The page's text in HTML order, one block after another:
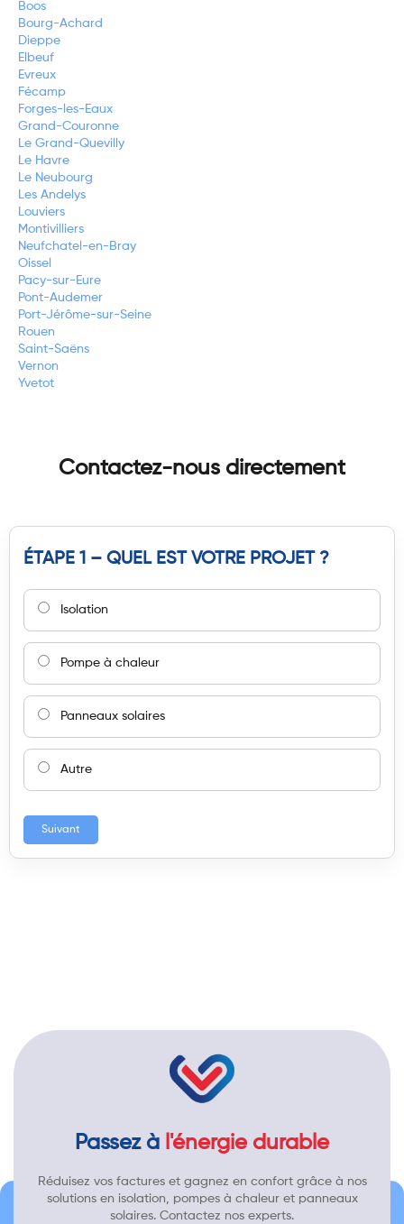
Boos
Bourg-Achard
Dieppe
Elbeuf
Evreux
Fécamp
Forges-les-Eaux
Grand-Couronne
Le Grand-Quevilly
Le Havre
Le Neubourg
Les Andelys
Louviers
Montivilliers
Neufchatel-en-Bray
Oissel
Pacy-sur-Eure
Pont-Audemer
Port-Jérôme-sur-Seine
Rouen
Saint-Saëns
Vernon
Yvetot
Contactez-nous directement
ÉTAPE 1 – QUEL EST VOTRE PROJET ?
Isolation
Pompe à chaleur
Panneaux solaires
Autre
Suivant
Passez à l'énergie durable
Réduisez vos factures et gagnez en confort grâce à nos
solutions en isolation, pompes à chaleur et panneaux
solaires. Contactez nos experts.